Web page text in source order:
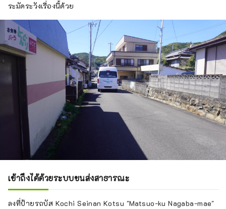
ระมัดระวังเรื่องนี้ด้วย
เข้าถึงได้ด้วยระบบขนส่งสาธารณะ
ลงที่ป้ายรถบัส Kochi Seinan Kotsu "Matsuo-ku Nagaba-mae"